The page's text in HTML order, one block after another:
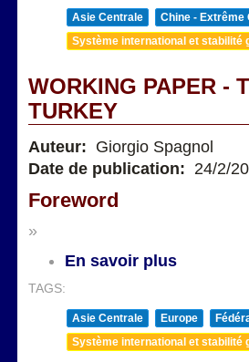
Asie Centrale
Chine - Extrême
Système international et stabilité
WORKING PAPER -
TURKEY
Auteur: Giorgio Spagnol
Date de publication: 24/2/
Foreword
»
En savoir plus
TAGS:
Asie Centrale Europe
Système international et stabilité